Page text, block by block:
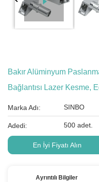
Bakır Alüminyum
Bağlantısı Lazer Kesme,
Marka Adı: SINBO
Adedi: 500 adet.
En İyi Fiyatı Alın
Ayrıntılı Bilgiler